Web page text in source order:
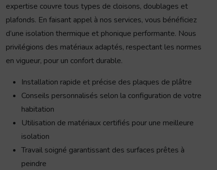
expertise couvre tous types de cloisons, doublages et
plafonds. En faisant appel à nos services, vous bénéficiez
d’une isolation thermique et phonique performante. Nous
privilégions des matériaux adaptés, respectant les normes
en vigueur, pour un confort durable.
Installation rapide et précise des plaques de plâtre
Conseils personnalisés selon la configuration de votre
habitation
Utilisation de matériaux certifiés pour une meilleure
isolation
Travail soigné garantissant des surfaces prêtes à
peindre